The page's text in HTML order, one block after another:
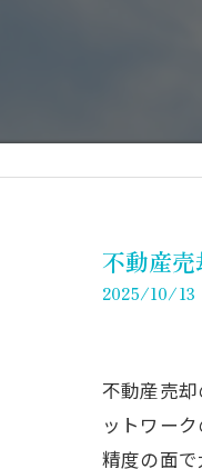
不動産
2025/10/13
不動産売
ットワー
精度の面